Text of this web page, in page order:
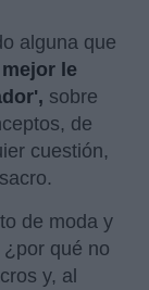
alguna que
le
sobre
de
cuestión,
de moda y
qué no
y, al